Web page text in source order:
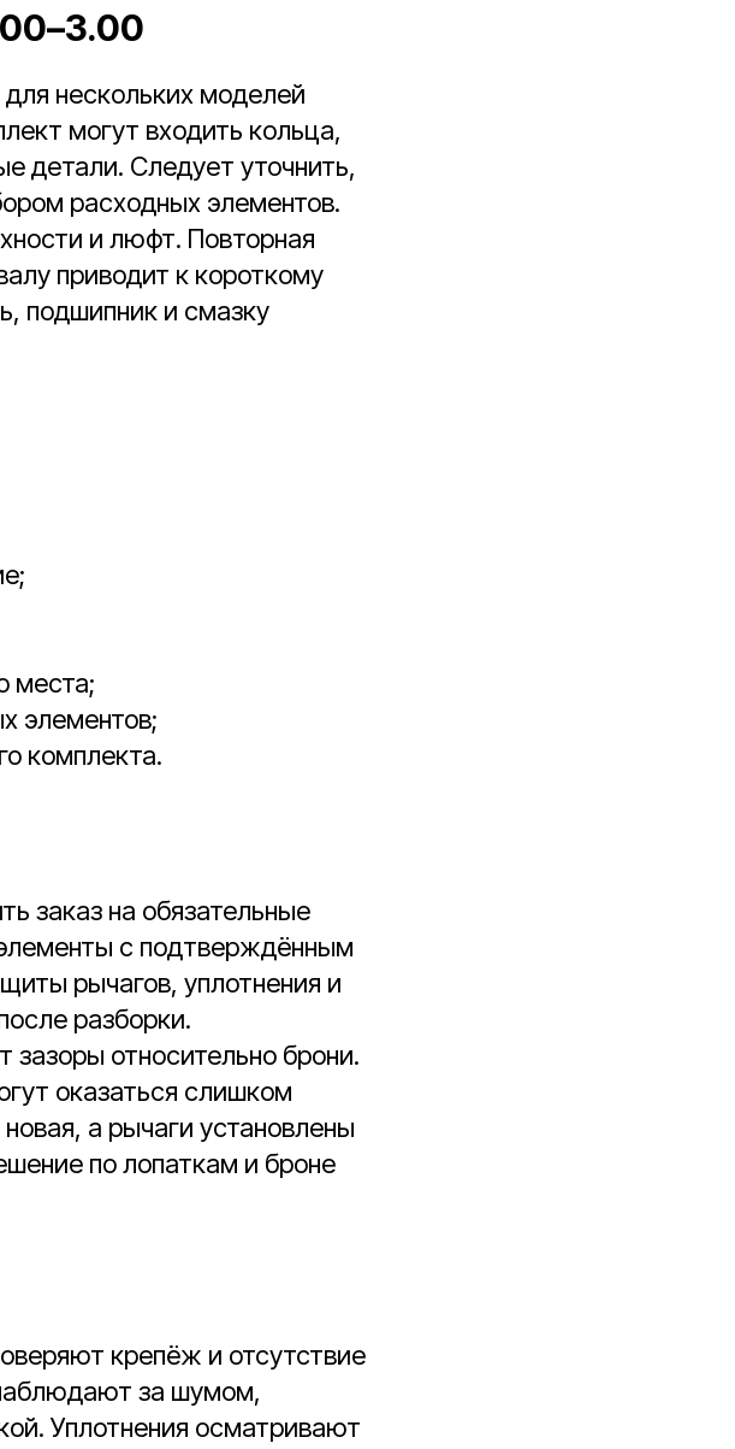
нескольких моделей
могут входить кольца,
детали. Следует уточнить,
расходных элементов.
и люфт. Повторная
приводит к короткому
подшипник и смазку
места;
элементов;
комплекта.
заказ на обязательные
с подтверждённым
рычагов, уплотнения и
разборки.
относительно брони.
оказаться слишком
а рычаги установлены
по лопаткам и броне
крепёж и отсутствие
за шумом,
Уплотнения осматривают